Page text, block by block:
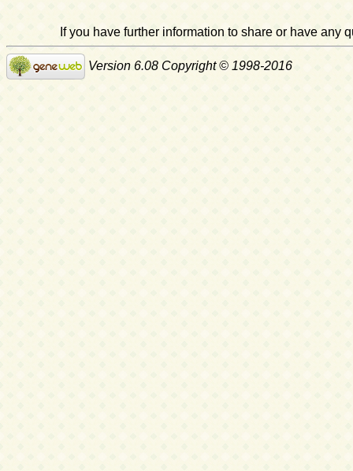
If you have further information to share or have
Version 6.08 Copyright © 1998-2016